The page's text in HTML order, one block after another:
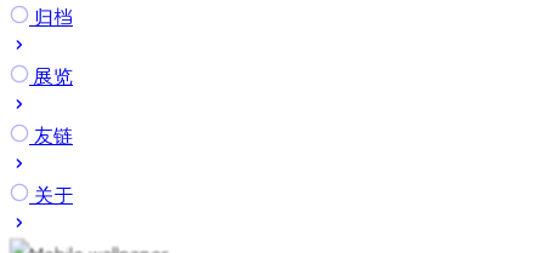
归档
展览
友链
关于